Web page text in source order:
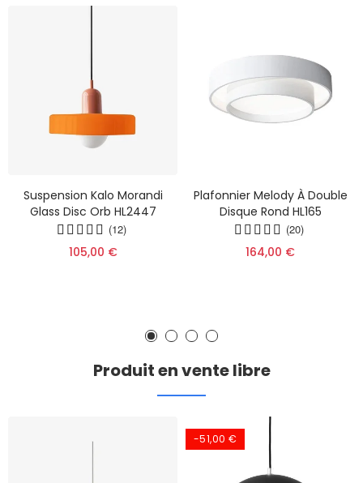
Suspension Kalo Morandi
Glass Disc Orb HL2447
(12)
105,00 €
Plafonnier Melody À Double
Disque Rond HL165
(20)
164,00 €
Produit en vente libre
-51,00 €